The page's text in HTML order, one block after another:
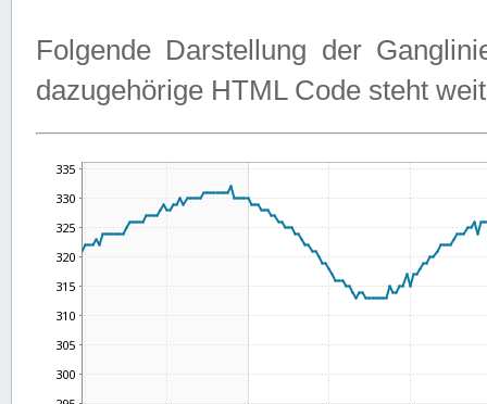
Folgende Darstellung der
dazugehörige HTML Code steht